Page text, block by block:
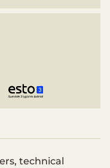
technical